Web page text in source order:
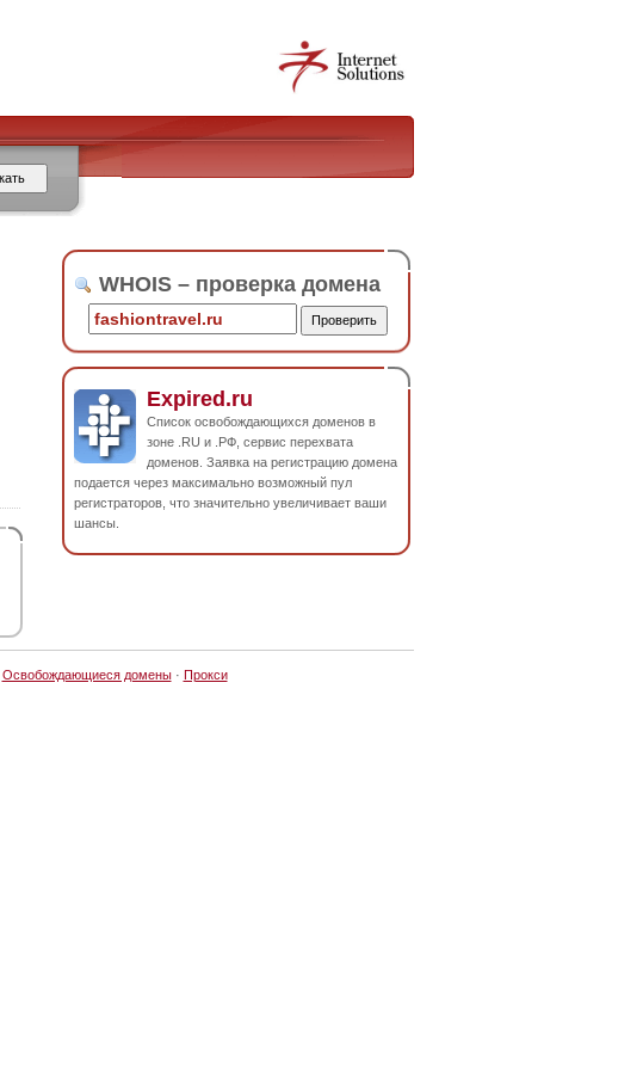
WHOIS – проверка домена
Expired.ru
Список освобождающихся доменов в
зоне .RU и .РФ, сервис перехвата
доменов. Заявка на регистрацию домена
подается через максимально возможный пул
регистраторов, что значительно увеличивает ваши
шансы.
Освобождающиеся домены· Прокси